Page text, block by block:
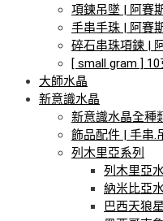
項鍊吊墜 | 阿賽
手串手珠 | 阿賽
碎石串珠項鍊 |
[ small gram ]
大師水晶
新意識水晶
新意識水晶全種
飾品配件 | 手串.
列木里亞系列
列木里亞
納米比亞
巴西天狼